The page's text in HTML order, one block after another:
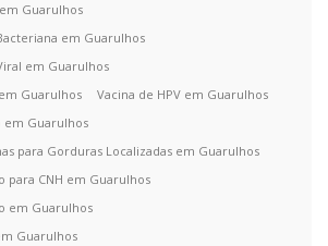
Guarulhos
em Guarulhos
em Guarulhos
Guarulhos
Vacina de HPV em Guarulhos
em Guarulhos
para Gorduras Localizadas em Guarulhos
para CNH em Guarulhos
em Guarulhos
Guarulhos